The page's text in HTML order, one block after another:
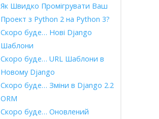
Як Швидко Промігрувати Ваш
Проект з Python 2 на Python 3?
Скоро буде… Нові Django
Шаблони
Скоро буде… URL Шаблони в
Новому Django
Скоро буде… Зміни в Django 2.2
ORM
Скоро буде… Оновлений